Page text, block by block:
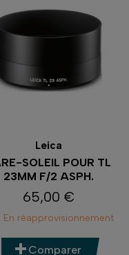
Leica
SOLEIL POUR TL
23MM F/2 ASPH.
Prix
65,00 €
En réapprovisionnement
Comparer